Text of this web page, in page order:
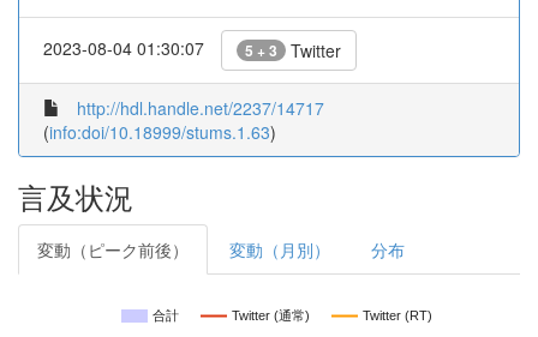
2023-08-04 01:30:07 5 + 3 Twitter
http://hdl.handle.net/2237/14717
(info:doi/10.18999/stums.1.63)
言及状況
変動（ピーク前後） 変動（月別） 分布
合計 Twitter (通常) Twitter (RT)